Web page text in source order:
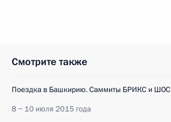
Смотрите также
Поездка в Башкирию. Саммиты БРИКС и ШОС
8 − 10 июля 2015 года